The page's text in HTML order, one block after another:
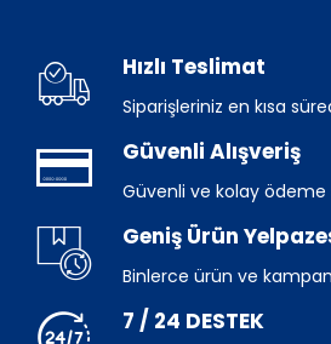
Hızlı Teslimat
Siparişleriniz en kısa
Güvenli Alışveriş
Güvenli ve kolay
Geniş Ürün
Binlerce ürün ve
7 / 24 DESTEK